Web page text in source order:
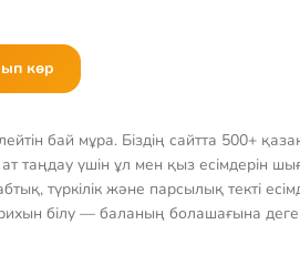
көр
бай мұра. Біздің сайтта 500+
үшін ұл мен қыз есімдерін
түркілік және парсылық текті
білу — баланың болашағына деген